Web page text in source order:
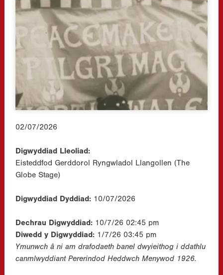
02/07/2026
Digwyddiad Lleoliad:
Eisteddfod Gerddorol Ryngwladol Llangollen (The
Globe Stage)
Digwyddiad Dyddiad: 10/07/2026
Dechrau Digwyddiad: 10/7/26 02:45 pm
Diwedd y Digwyddiad: 1/7/26 03:45 pm
Ymunwch â ni am drafodaeth banel dwyieithog i ddathlu
canmlwyddiant Pererindod Heddwch Menywod 1926.